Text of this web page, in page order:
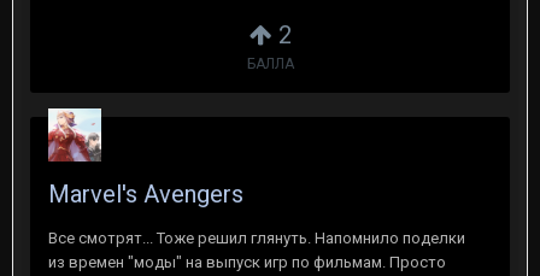
2
БАЛЛА
Marvel's Avengers
Все смотрят... Тоже решил глянуть. Напомнило поделки
из времен "моды" на выпуск игр по фильмам. Просто